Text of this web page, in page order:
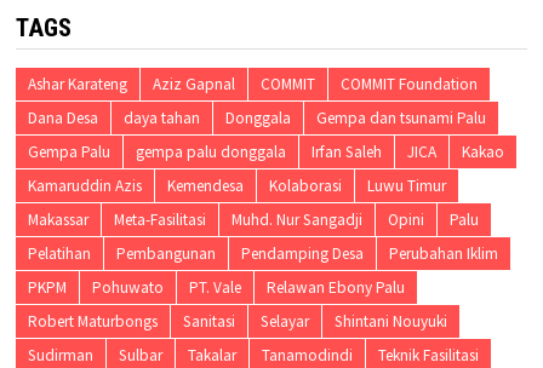
TAGS
Ashar Karateng Aziz Gapnal COMMIT
COMMIT Foundation
Dana Desa
daya tahan Donggala
Gempa dan tsunami Palu
Gempa Palu
gempa palu donggala Irfan Saleh JICA
Kakao
Kamaruddin Azis
Kemendesa Kolaborasi
Luwu Timur
Makassar
Meta-Fasilitasi Muhd. Nur Sangadji Opini
Palu
Pelatihan
Pembangunan Pendamping Desa
Perubahan Iklim
PKPM
Pohuwato PT. Vale
Relawan Ebony Palu
Robert Maturbongs
Sanitasi Selayar
Shintani Nouyuki
Sudirman
Sulbar Takalar Tanamodindi
Teknik Fasilitasi